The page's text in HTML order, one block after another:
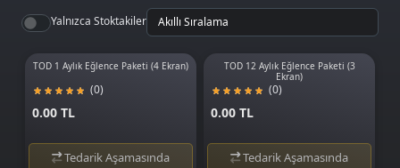
Yalnızca Stoktakiler
TOD 1 Aylık Eğlence Paketi (4 Ekran)
(0)
0.00 TL
Tedarik Aşamasında
TOD 12 Aylık Eğlence Paketi (3
Ekran)
(0)
0.00 TL
Tedarik Aşamasında